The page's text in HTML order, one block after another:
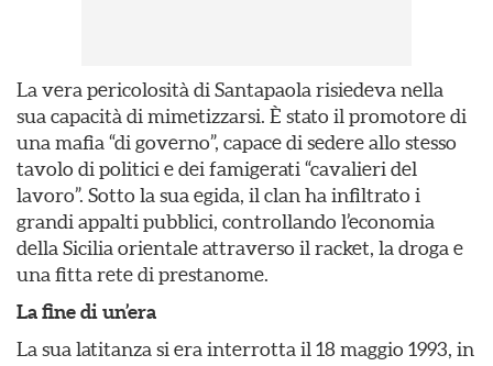
La vera pericolosità di Santapaola risiedeva nella
sua capacità di mimetizzarsi. È stato il promotore di
una mafia “di governo”, capace di sedere allo stesso
tavolo di politici e dei famigerati “cavalieri del
lavoro”. Sotto la sua egida, il clan ha infiltrato i
grandi appalti pubblici, controllando l’economia
della Sicilia orientale attraverso il racket, la droga e
una fitta rete di prestanome.
La fine di un’era
La sua latitanza si era interrotta il 18 maggio 1993, in